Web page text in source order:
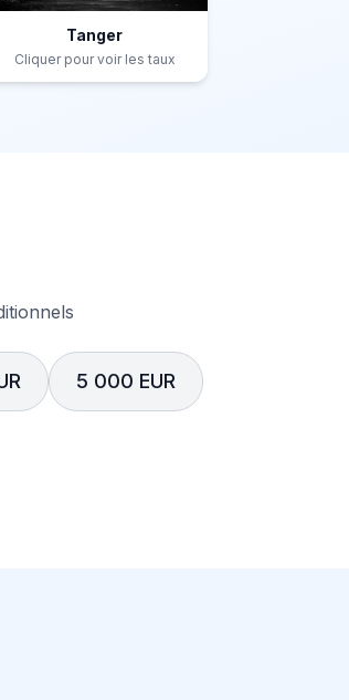
Tanger
Cliquer pour voir les taux
5 000 EUR